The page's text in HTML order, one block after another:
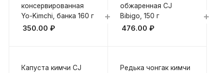
консервированная
Yo-Kimchi, банка 160 г
350.00 ₽
обжаренная CJ
Bibigo, 150 г
476.00 ₽
Капуста кимчи CJ
Редька чонгак кимчи